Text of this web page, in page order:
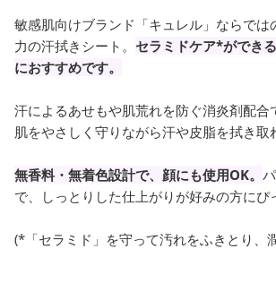
敏感肌向けブランド「キュレル」ならでは
力の汗拭きシート。 セラミドケア*ができ
におすすめです。
汗によるあせもや肌荒れを防ぐ消炎剤配合
肌をやさしく守りながら汗や皮脂を拭き取
無香料・無着色設計で、顔にも使用OK。
で、しっとりした仕上がりが好みの方にぴ
(*「セラミド」を守って汚れをふきとり、